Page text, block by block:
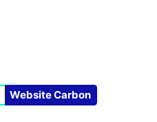
Website Carbon